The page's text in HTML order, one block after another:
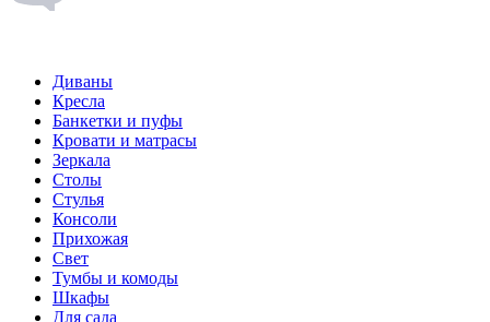
Диваны
Кресла
Банкетки и пуфы
Кровати и матрасы
Зеркала
Столы
Стулья
Консоли
Прихожая
Свет
Тумбы и комоды
Шкафы
Для сада